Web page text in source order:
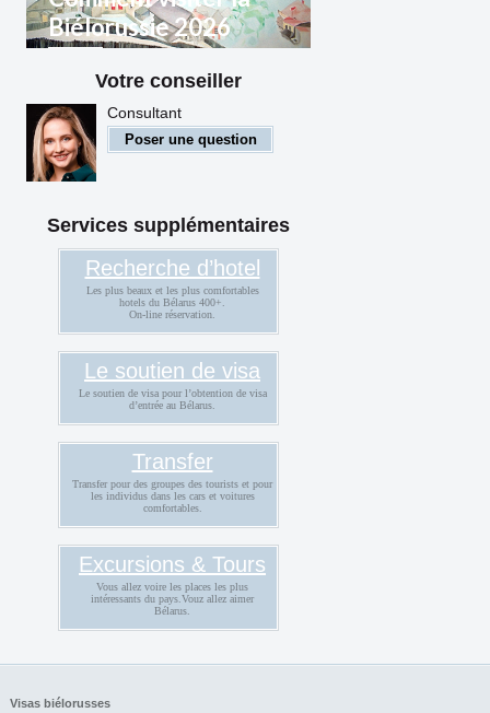
Biélorussie 2026
Règles d'entrée en
Biélorussie pour les citoyens
étrangers
Votre conseiller
Consultant
Poser une question
Services supplémentaires
Recherche d’hotel
Les plus beaux et les plus comfortables
hotels du Bélarus 400+.
On-line réservation.
Le soutien de visa
Le soutien de visa pour l’obtention de visa
d’entrée au Bélarus.
Transfer
Transfer pour des groupes des tourists et pour
les individus dans les cars et voitures
comfortables.
Excursions & Tours
Vous allez voire les places les plus
intéressants du pays.Vouz allez aimer
Bélarus.
Visas biélorusses